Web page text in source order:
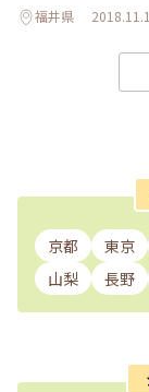
福井県
京都 東京
山梨
長野